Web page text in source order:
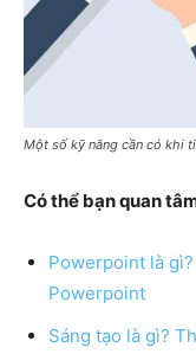
Một số kỹ năng cần có khi
Có thể bạn quan
Powerpoint là
Powerpoint
Sáng tạo là gì?